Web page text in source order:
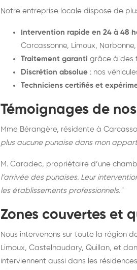
Notre entreprise locale dispose de
Intervention rapide en 24 à 48
Carcassonne, Limoux,
Traitement garanti grâce à des
Discrétion absolue : nos
Techniciens certifiés et
Témoignages de
Mme Bérangère, résidente à
plus aucune punaise dans mon
M. Caradec, propriétaire d’une
l’arrivée des punaises. Leur
les établissements professionnels."
Zones couvertes et
Nous intervenons sur toute la région
Limoux, Castelnaudary, Quillan, et
interviennent aussi dans les